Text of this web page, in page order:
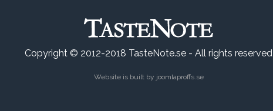
Copyright © 2012-2018 TasteNote.se - All rights reserved
Website is built by joomlaproffs.se